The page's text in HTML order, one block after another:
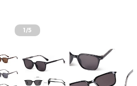
1/5